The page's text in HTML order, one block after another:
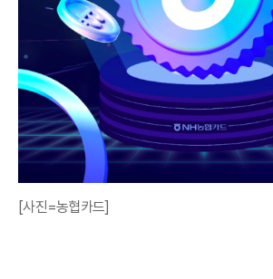
[사진=농협카드]